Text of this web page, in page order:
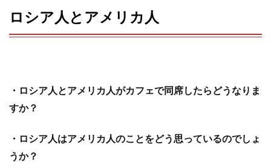
ロシア人とアメリカ人
・ロシア人とアメリカ人がカフェで同席したらどうなりま
すか？
・ロシア人はアメリカ人のことをどう思っているのでしょ
うか？